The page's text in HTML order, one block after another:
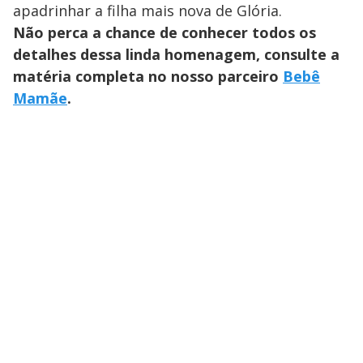
apadrinhar a filha mais nova de Glória.
Não perca a chance de conhecer todos os
detalhes dessa linda homenagem, consulte a
matéria completa no nosso parceiro Bebê
Mamãe.